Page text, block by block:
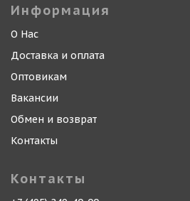
Информация
О Нас
Доставка и оплата
Оптовикам
Вакансии
Обмен и возврат
Контакты
Контакты